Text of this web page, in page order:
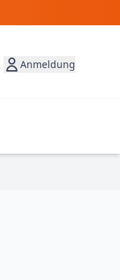
Anmeldung